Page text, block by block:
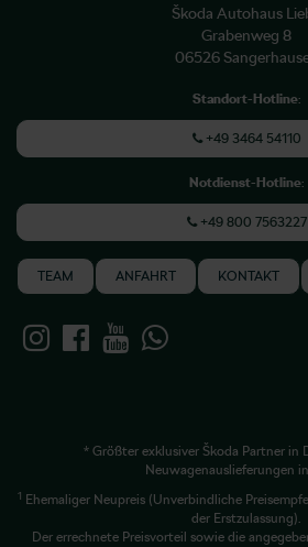
Škoda Autohaus
Grabenweg 8
06526
Standort-Hotline:
+49 3464 54110
Notdienst-Hotline:
+49 800 7563227
TEAM ANFAHRT KONTAKT
* Größter exklusiver Škoda Partner in
Neuwagenauslieferungen
1 Ehemaliger Neupreis (Unverbindliche
der Erstzulassung).
Der errechnete Preisvorteil sowie die